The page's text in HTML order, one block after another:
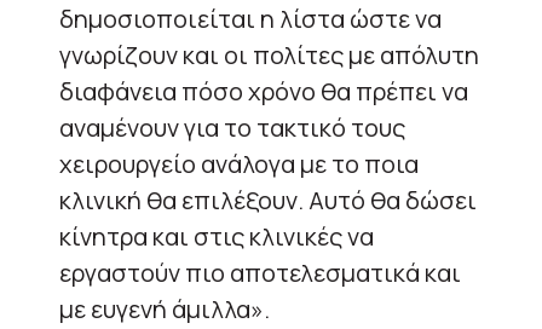
δημοσιοποιείται η λίστα ώστε να
γνωρίζουν και οι πολίτες με απόλυτη
διαφάνεια πόσο χρόνο θα πρέπει να
αναμένουν για το τακτικό τους
χειρουργείο ανάλογα με το ποια
κλινική θα επιλέξουν. Αυτό θα δώσει
κίνητρα και στις κλινικές να
εργαστούν πιο αποτελεσματικά και
με ευγενή άμιλλα».